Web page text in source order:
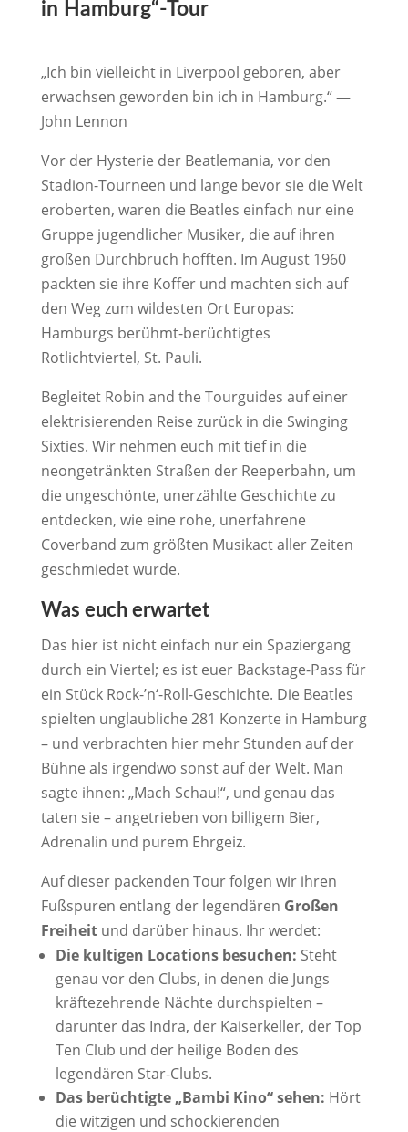
in Hamburg“-Tour
„Ich bin vielleicht in Liverpool geboren, aber
erwachsen geworden bin ich in Hamburg.“ —
John Lennon
Vor der Hysterie der Beatlemania, vor den
Stadion-Tourneen und lange bevor sie die Welt
eroberten, waren die Beatles einfach nur eine
Gruppe jugendlicher Musiker, die auf ihren
großen Durchbruch hofften. Im August 1960
packten sie ihre Koffer und machten sich auf
den Weg zum wildesten Ort Europas:
Hamburgs berühmt-berüchtigtes
Rotlichtviertel, St. Pauli.
Begleitet Robin and the Tourguides auf einer
elektrisierenden Reise zurück in die Swinging
Sixties. Wir nehmen euch mit tief in die
neongetränkten Straßen der Reeperbahn, um
die ungeschönte, unerzählte Geschichte zu
entdecken, wie eine rohe, unerfahrene
Coverband zum größten Musikact aller Zeiten
geschmiedet wurde.
Was euch erwartet
Das hier ist nicht einfach nur ein Spaziergang
durch ein Viertel; es ist euer Backstage-Pass für
ein Stück Rock-’n‘-Roll-Geschichte. Die Beatles
spielten unglaubliche 281 Konzerte in Hamburg
– und verbrachten hier mehr Stunden auf der
Bühne als irgendwo sonst auf der Welt. Man
sagte ihnen: „Mach Schau!“, und genau das
taten sie – angetrieben von billigem Bier,
Adrenalin und purem Ehrgeiz.
Auf dieser packenden Tour folgen wir ihren
Fußspuren entlang der legendären Großen
Freiheitund darüber hinaus. Ihr werdet:
Die kultigen Locations besuchen: Steht
genau vor den Clubs, in denen die Jungs
kräftezehrende Nächte durchspielten –
darunter das Indra, der Kaiserkeller, der Top
Ten Club und der heilige Boden des
legendären Star-Clubs.
Das berüchtigte „Bambi Kino“ sehen: Hört
die witzigen und schockierenden